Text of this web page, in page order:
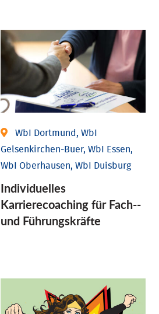
WbI Dortmund, WbI
Gelsenkirchen-Buer, WbI Essen,
WbI Oberhausen, WbI Duisburg
Individu­elles
Karrierecoaching für Fach-­
und Führungs­kräfte